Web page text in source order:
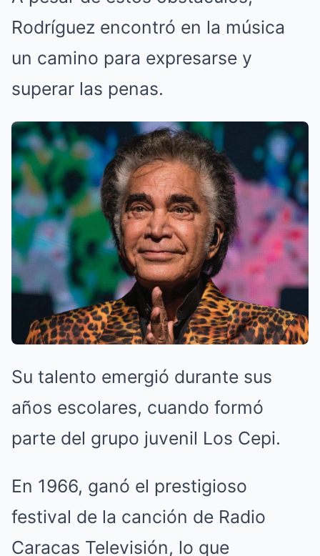
Rodríguez encontró en la música
un camino para expresarse y
superar las penas.
Su talento emergió durante sus
años escolares, cuando formó
parte del grupo juvenil Los Cepi.
En 1966, ganó el prestigioso
festival de la canción de Radio
Caracas Televisión, lo que